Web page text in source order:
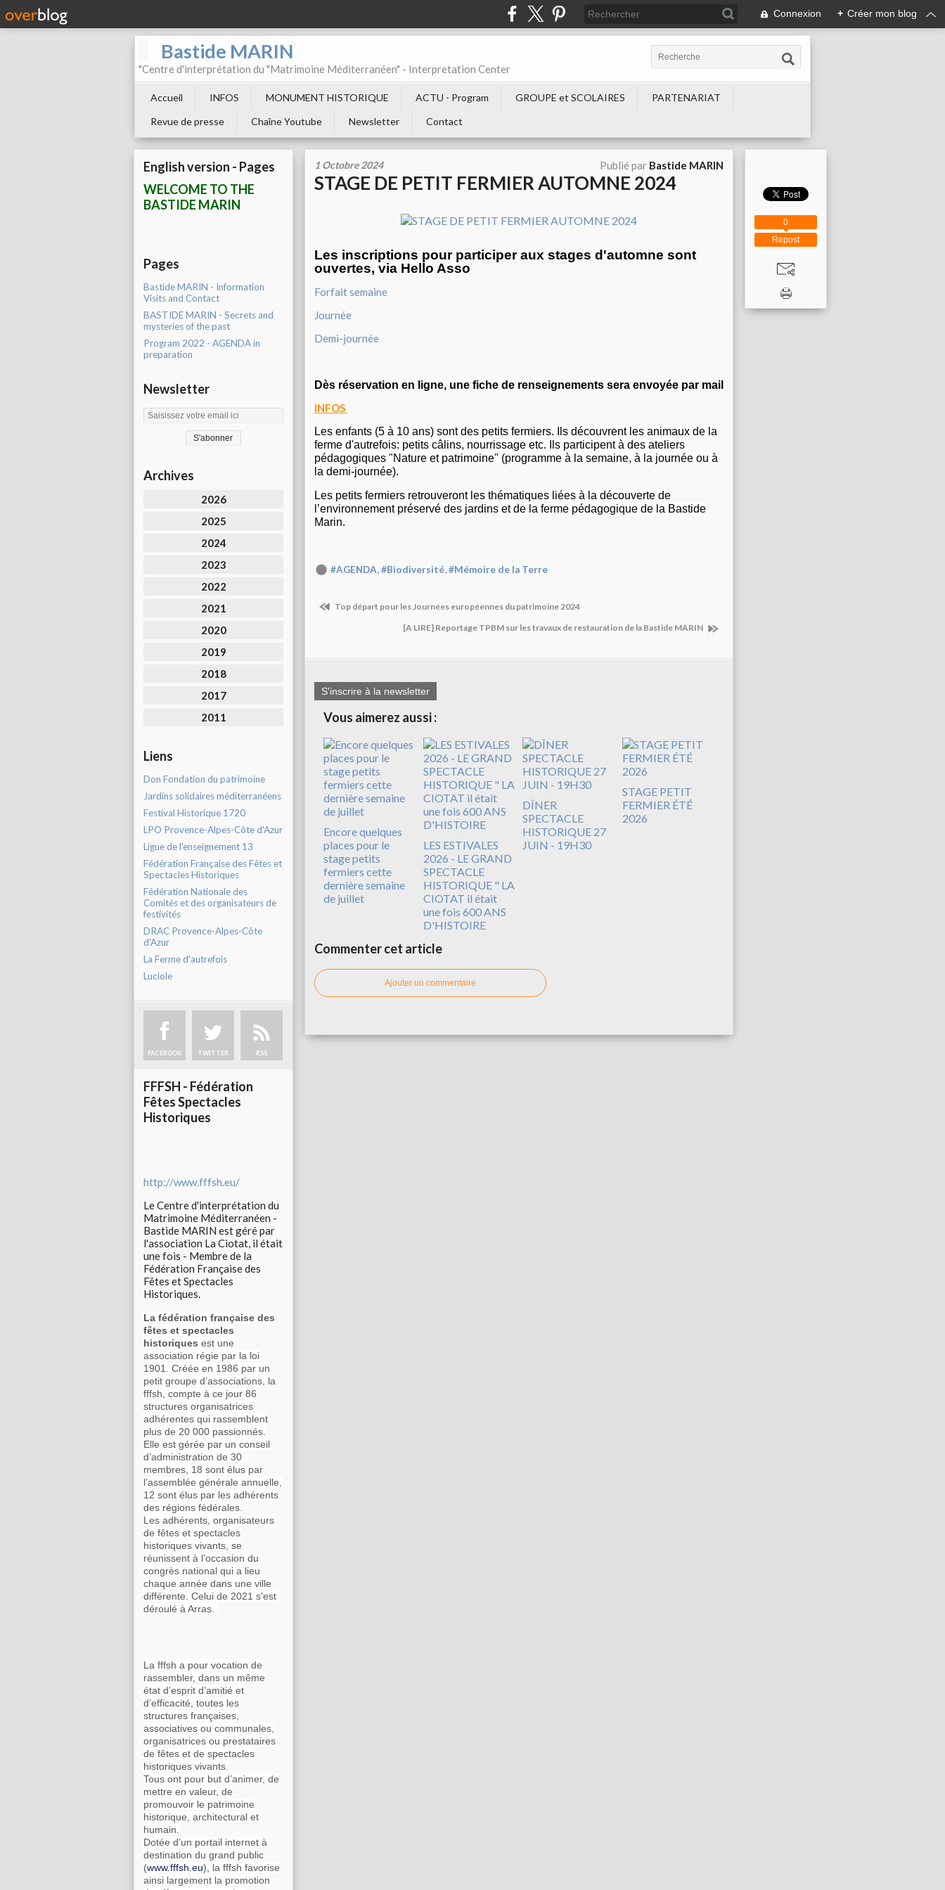
Connexion + Créer mon blog
Bastide MARIN
"Centre d'interprétation du "Matrimoine Méditerranéen" - Interpretation Center
Accueil INFOS MONUMENT HISTORIQUE ACTU - Program GROUPE et SCOLAIRES
PARTENARIAT
Revue de presse
Chaîne Youtube Newsletter Contact
English version - Pages
WELCOME TO THE
BASTIDE MARIN
Pages
Bastide MARIN - Information
Visits and Contact
BASTIDE MARIN - Secrets and
mysteries of the past
Program 2022 - AGENDA in
preparation
Newsletter
Archives
2026
2025
2024
2023
2022
2021
2020
2019
2018
2017
2011
Liens
Don Fondation du patrimoine
Jardins solidaires méditerranéens
Festival Historique 1720
LPO Provence-Alpes-Côte d'Azur
Ligue de l'enseignement 13
Fédération Française des Fêtes et
Spectacles Historiques
Fédération Nationale des
Comités et des organisateurs de
festivités
DRAC Provence-Alpes-Côte
d'Azur
La Ferme d'autrefois
Luciole
FACEBOOK TWITTER RSS
FFFSH - Fédération
Fêtes Spectacles
Historiques
http://www.fffsh.eu/
Le Centre d'interprétation du
Matrimoine Méditerranéen -
Bastide MARIN est géré par
l'association La Ciotat, il était
une fois - Membre de la
Fédération Française des
Fêtes et Spectacles
Historiques.
La fédération française des
fêtes et spectacles
historiques est une
association régie par la loi
1901. Créée en 1986 par un
petit groupe d’associations, la
fffsh, compte à ce jour 86
structures organisatrices
adhérentes qui rassemblent
plus de 20 000 passionnés.
Elle est gérée par un conseil
d’administration de 30
membres, 18 sont élus par
l’assemblée générale annuelle,
12 sont élus par les adhérents
des régions fédérales.
Les adhérents, organisateurs
de fêtes et spectacles
historiques vivants, se
réunissent à l’occasion du
congrès national qui a lieu
chaque année dans une ville
différente. Celui de 2021 s'est
déroulé à Arras.
La fffsh a pour vocation de
rassembler, dans un même
état d’esprit d’amitié et
d’efficacité, toutes les
structures françaises,
associatives ou communales,
organisatrices ou prestataires
de fêtes et de spectacles
historiques vivants.
Tous ont pour but d’animer, de
mettre en valeur, de
promouvoir le patrimoine
historique, architectural et
humain.
Dotée d’un portail internet à
destination du grand public
(www.fffsh.eu), la fffsh favorise
ainsi largement la promotion
1 Octobre 2024 Publié par Bastide MARIN
STAGE DE PETIT FERMIER AUTOMNE 2024
Les inscriptions pour participer aux stages d'automne sont
ouvertes, via Hello Asso
Forfait semaine
Journée
Demi-journée
Dès réservation en ligne, une fiche de renseignements sera envoyée par mail
INFOS
Les enfants (5 à 10 ans) sont des petits fermiers. Ils découvrent les animaux de la
ferme d'autrefois: petits câlins, nourrissage etc. Ils participent à des ateliers
pédagogiques "Nature et patrimoine" (programme à la semaine, à la journée ou à
la demi-journée).
Les petits fermiers retrouveront les thématiques liées à la découverte de
l’environnement préservé des jardins et de la ferme pédagogique de la Bastide
Marin.
#AGENDA,#Biodiversité,#Mémoire de la Terre
Top départ pour les Journées européennes du patrimoine 2024
[A LIRE] Reportage TPBM sur les travaux de restauration de la Bastide MARIN
S'inscrire à la newsletter
Vous aimerez aussi :
Encore quelques
places pour le
stage petits
fermiers cette
dernière semaine
de juillet
LES ESTIVALES
2026 - LE GRAND
SPECTACLE
HISTORIQUE " LA
CIOTAT il était
une fois 600 ANS
D'HISTOIRE
DÎNER
SPECTACLE
HISTORIQUE 27
JUIN - 19H30
STAGE PETIT
FERMIER ÉTÉ
2026
Commenter cet article
Ajouter un commentaire
Repost
0